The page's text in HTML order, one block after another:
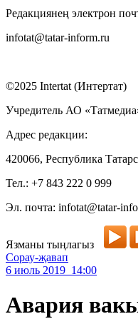
Редакциянең электрон
infotat@tatar-inform.ru
©2025 Intertat (Интертат)
Учредитель АО
Адрес редакции:
420066, Республика
Тел.: +7 843 222 0 999
Эл. почта: infotat@tatar-
Язманы тыңлагыз
Сорау-җавап
6 июль 2019 14:00
Авария